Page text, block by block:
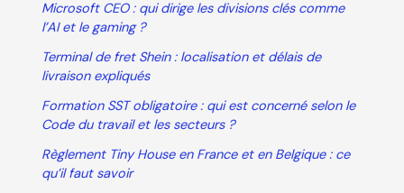
Microsoft CEO : qui dirige les divisions clés comme
l’AI et le gaming ?
Terminal de fret Shein : localisation et délais de
livraison expliqués
Formation SST obligatoire : qui est concerné selon le
Code du travail et les secteurs ?
Règlement Tiny House en France et en Belgique : ce
qu’il faut savoir